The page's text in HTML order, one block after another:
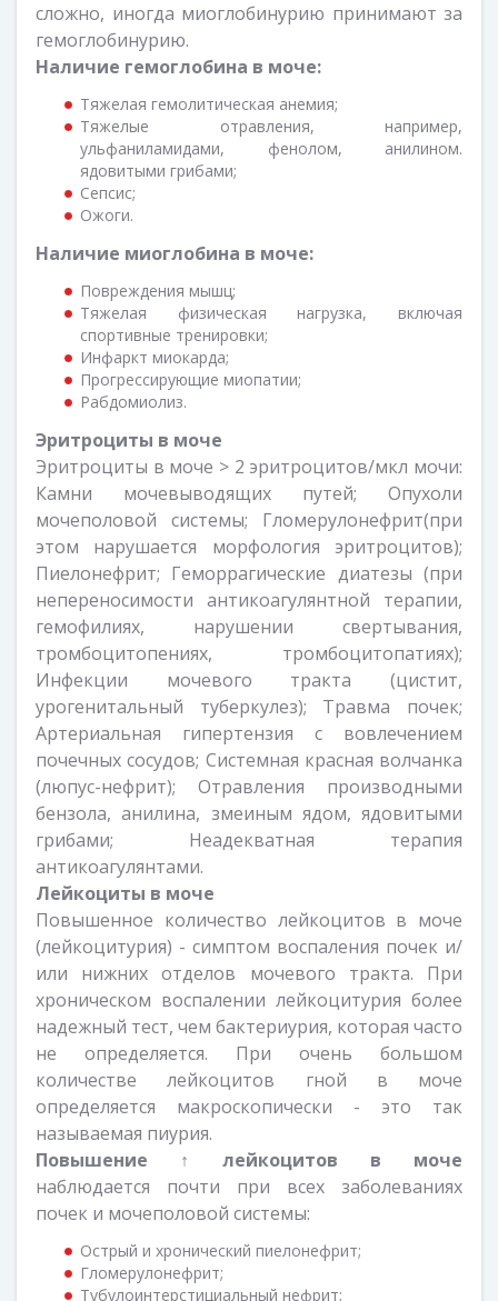
сложно, иногда миоглобинурию принимают за
гемоглобинурию.
Наличие гемоглобина в моче:
Тяжелая гемолитическая анемия;
Тяжелые отравления, например,
ульфаниламидами, фенолом, анилином.
ядовитыми грибами;
Сепсис;
Ожоги.
Наличие миоглобина в моче:
Повреждения мышц;
Тяжелая физическая нагрузка, включая
спортивные тренировки;
Инфаркт миокарда;
Прогрессирующие миопатии;
Рабдомиолиз.
Эритроциты в моче
Эритроциты в моче > 2 эритроцитов/мкл мочи:
Камни мочевыводящих путей; Опухоли
мочеполовой системы; Гломерулонефрит(при
этом нарушается морфология эритроцитов);
Пиелонефрит; Геморрагические диатезы (при
непереносимости антикоагулянтной терапии,
гемофилиях, нарушении свертывания,
тромбоцитопениях, тромбоцитопатиях);
Инфекции мочевого тракта (цистит,
урогенитальный туберкулез); Травма почек;
Артериальная гипертензия с вовлечением
почечных сосудов; Системная красная волчанка
(люпус-нефрит); Отравления производными
бензола, анилина, змеиным ядом, ядовитыми
грибами; Неадекватная терапия
антикоагулянтами.
Лейкоциты в моче
Повышенное количество лейкоцитов в моче
(лейкоцитурия) - симптом воспаления почек и/
или нижних отделов мочевого тракта. При
хроническом воспалении лейкоцитурия более
надежный тест, чем бактериурия, которая часто
не определяется. При очень большом
количестве лейкоцитов гной в моче
определяется макроскопически - это так
называемая пиурия.
Повышение ↑ лейкоцитов в моче
наблюдается почти при всех заболеваниях
почек и мочеполовой системы:
Острый и хронический пиелонефрит;
Гломерулонефрит;
Тубулоинтерстициальный нефрит;